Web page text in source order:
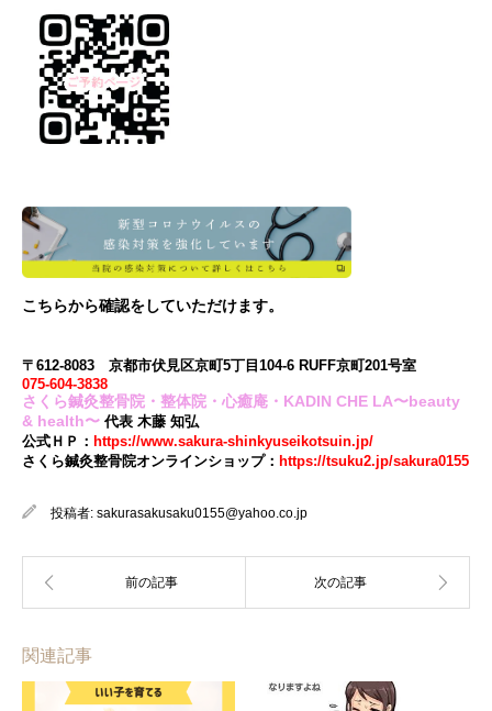
こちらから確認をしていただけます。
〒612-8083 京都市伏見区京町5丁目104-6 RUFF京町201号室
075-604-3838
さくら鍼灸整骨院・整体院・心癒庵・KADIN CHE LA〜beauty
& health〜 代表 木藤 知弘
公式ＨＰ： https://www.sakura-shinkyuseikotsuin.jp/
さくら鍼灸整骨院オンラインショップ： https://tsuku2.jp/sakura0155
投稿者: sakurasakusaku0155@yahoo.co.jp
関連記事